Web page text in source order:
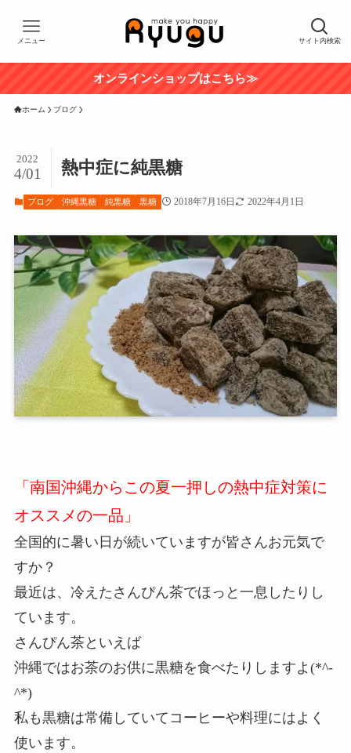
サイト内検索
メニュー
オンラインショップはこちら≫
ホーム ブログ
熱中症に純黒糖
2022
4/01
ブログ 沖縄黒糖 純黒糖 黒糖 2018年7月16日 2022年4月1日
「南国沖縄からこの夏一押しの熱中症対策に
オススメの一品」
全国的に暑い日が続いていますが皆さんお元気で
すか？
最近は、冷えたさんぴん茶でほっと一息したりし
ています。
さんぴん茶といえば
沖縄ではお茶のお供に黒糖を食べたりしますよ(*^-
^*)
私も黒糖は常備していてコーヒーや料理にはよく
使います。